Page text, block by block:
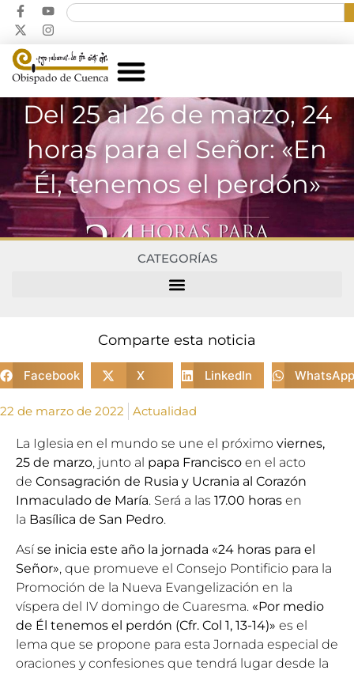
Del 25 al 26 de marzo, 24
horas para el Señor: «En
Él, tenemos el perdón»
CATEGORÍAS
Comparte esta noticia
Facebook X LinkedIn WhatsApp
22 de marzo de 2022 Actualidad
La Iglesia en el mundo se une el próximo viernes,
25 de marzo, junto al papa Francisco en el acto
de Consagración de Rusia y Ucrania al Corazón
Inmaculado de María. Será a las 17.00 horas en
la Basílica de San Pedro.
Asíse inicia este año la jornada «24 horas para el
Señor», que promueve el Consejo Pontificio para la
Promoción de la Nueva Evangelización en la
víspera del IV domingo de Cuaresma. «Por medio
de Él tenemos el perdón (Cfr. Col 1, 13-14)» es el
lema que se propone para esta Jornada especial de
oraciones y confesiones que tendrá lugar desde la